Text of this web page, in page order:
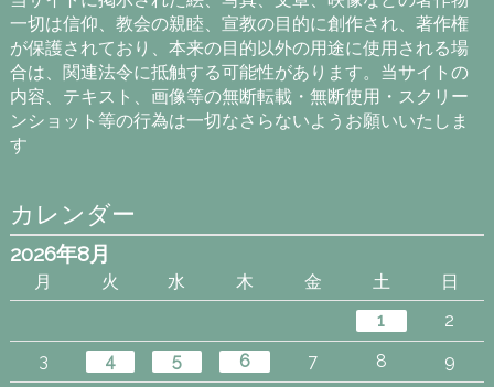
一切は信仰、教会の親睦、宣教の目的に創作され、著作権
が保護されており、本来の目的以外の用途に使用される場
合は、関連法令に抵触する可能性があります。当サイトの
内容、テキスト、画像等の無断転載・無断使用・スクリー
ンショット等の行為は一切なさらないようお願いいたしま
す
カレンダー
2026年8月
月 火 水 木 金 土
日
1
2
3
4 5 6 7 8
9